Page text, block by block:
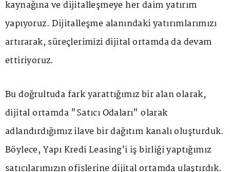
kaynağına ve dijitalleşmeye her daim yatırım
yapıyoruz. Dijitalleşme alanındaki yatırımlarımızı
artırarak, süreçlerimizi dijital ortamda da devam
ettiriyoruz.
Bu doğrultuda fark yarattığımız bir alan olarak,
dijital ortamda "Satıcı Odaları" olarak
adlandırdığımız ilave bir dağıtım kanalı oluşturduk.
Böylece, Yapı Kredi Leasing'i iş birliği yaptığımız
satıcılarımızın ofislerine dijital ortamda ulaştırdık.